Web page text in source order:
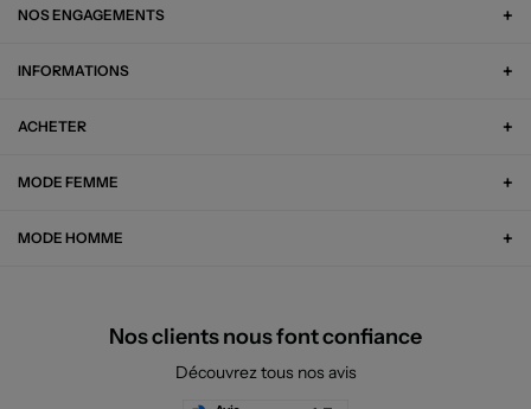
NOS ENGAGEMENTS
INFORMATIONS
ACHETER
MODE FEMME
MODE HOMME
Nos clients nous font confiance
Découvrez tous nos avis